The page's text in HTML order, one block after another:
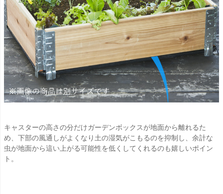
キャスターの高さの分だけガーデンボックスが地面から離れるた
め、下部の風通しがよくなり土の湿気がこもるのを抑制し、余計な
虫が地面から這い上がる可能性を低くしてくれるのも嬉しいポイン
ト。